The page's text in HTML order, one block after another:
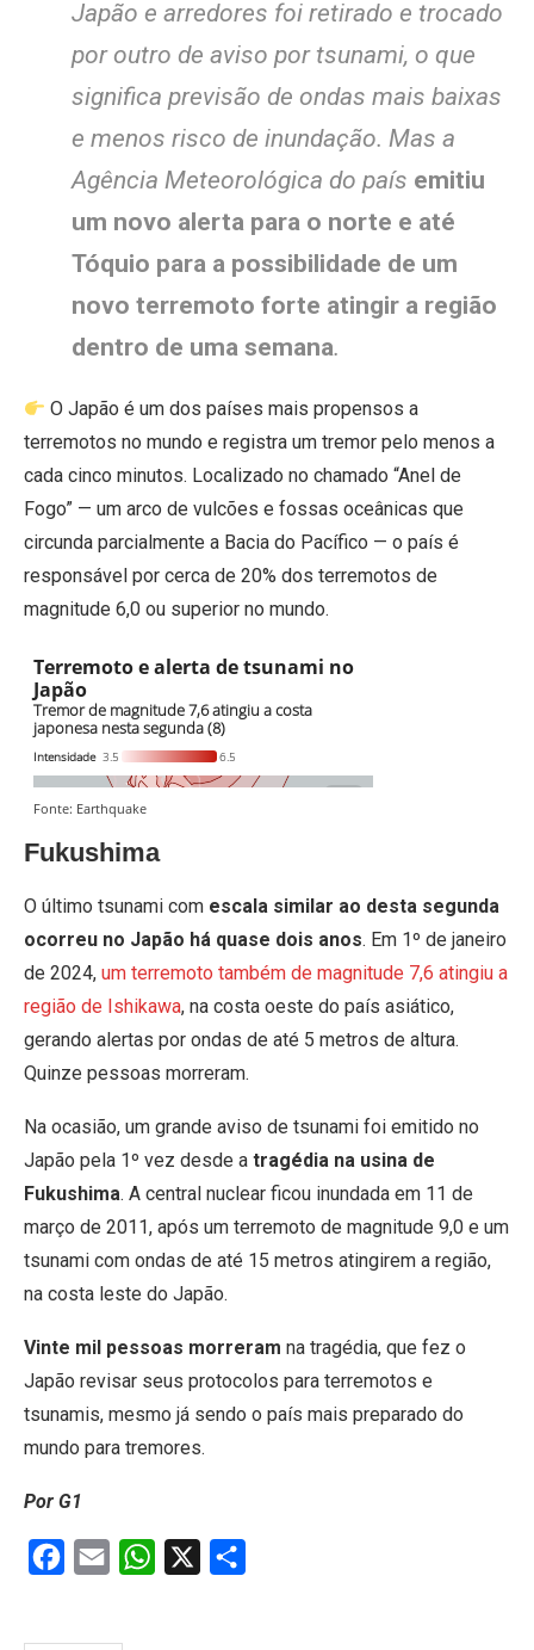
Japão e arredores foi retirado e trocado
por outro de aviso por tsunami, o que
significa previsão de ondas mais baixas
e menos risco de inundação. Mas a
Agência Meteorológica do país emitiu
um novo alerta para o norte e até
Tóquio para a possibilidade de um
novo terremoto forte atingir a região
dentro de uma semana.
O Japão é um dos países mais propensos a
terremotos no mundo e registra um tremor pelo menos a
cada cinco minutos. Localizado no chamado “Anel de
Fogo” — um arco de vulcões e fossas oceânicas que
circunda parcialmente a Bacia do Pacífico — o país é
responsável por cerca de 20% dos terremotos de
magnitude 6,0 ou superior no mundo.
Fukushima
O último tsunami com escala similar ao desta segunda
ocorreu no Japão há quase dois anos. Em 1º de janeiro
de 2024, um terremoto também de magnitude 7,6 atingiu a
região de Ishikawa, na costa oeste do país asiático,
gerando alertas por ondas de até 5 metros de altura.
Quinze pessoas morreram.
Na ocasião, um grande aviso de tsunami foi emitido no
Japão pela 1º vez desde a tragédia na usina de
Fukushima. A central nuclear ficou inundada em 11 de
março de 2011, após um terremoto de magnitude 9,0 e um
tsunami com ondas de até 15 metros atingirem a região,
na costa leste do Japão.
Vinte mil pessoas morreram na tragédia, que fez o
Japão revisar seus protocolos para terremotos e
tsunamis, mesmo já sendo o país mais preparado do
mundo para tremores.
Por G1
Facebook
Email WhatsApp